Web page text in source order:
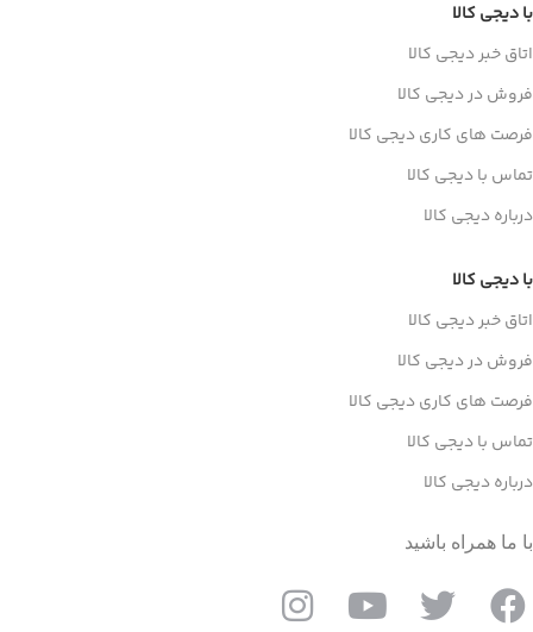
با دیجی کالا
اتاق خبر دیجی کالا
فروش در دیجی کالا
فرصت های کاری دیجی کالا
تماس با دیجی کالا
درباره دیجی کالا
با دیجی کالا
اتاق خبر دیجی کالا
فروش در دیجی کالا
فرصت های کاری دیجی کالا
تماس با دیجی کالا
درباره دیجی کالا
با ما همراه باشید